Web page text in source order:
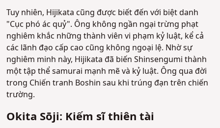
Tuy nhiên, Hijikata cũng được biết đến với biệt danh
"Cục phó ác quỷ". Ông không ngần ngại trừng phạt
nghiêm khắc những thành viên vi phạm kỷ luật, kể cả
các lãnh đạo cấp cao cũng không ngoại lệ. Nhờ sự
nghiêm minh này, Hijikata đã biến Shinsengumi thành
một tập thể samurai mạnh mẽ và kỷ luật. Ông qua đời
trong Chiến tranh Boshin sau khi trúng đạn trên chiến
trường.
Okita Sōji: Kiếm sĩ thiên tài